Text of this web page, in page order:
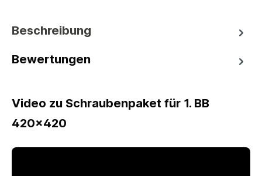
Beschreibung
Bewertungen
Video zu Schraubenpaket für 1. BB
420x420